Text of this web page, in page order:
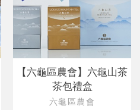
【六龜區農會】六龜山茶
茶包禮盒
六龜區農會